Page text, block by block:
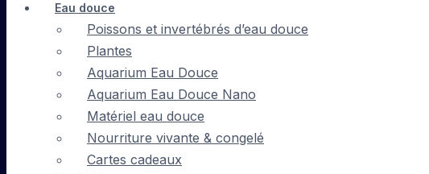
Eau douce
Poissons et invertébrés d’eau douce
Plantes
Aquarium Eau Douce
Aquarium Eau Douce Nano
Matériel eau douce
Nourriture vivante & congelé
Cartes cadeaux